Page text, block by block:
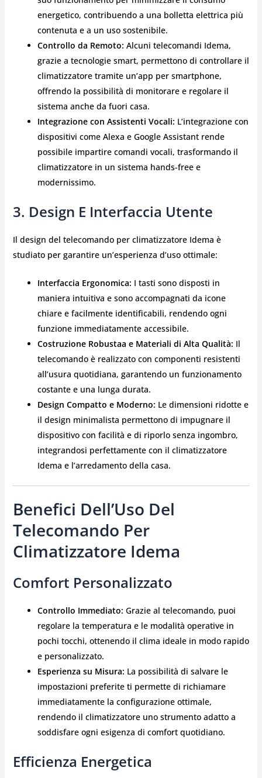
energetico, contribuendo a una bolletta elettrica più
contenuta e a un uso sostenibile.
Controllo da Remoto: Alcuni telecomandi Idema,
grazie a tecnologie smart, permettono di controllare il
climatizzatore tramite un’app per smartphone,
offrendo la possibilità di monitorare e regolare il
sistema anche da fuori casa.
Integrazione con Assistenti Vocali: L’integrazione con
dispositivi come Alexa e Google Assistant rende
possibile impartire comandi vocali, trasformando il
climatizzatore in un sistema hands-free e
modernissimo.
3. Design E Interfaccia Utente
Il design del telecomando per climatizzatore Idema è
studiato per garantire un’esperienza d’uso ottimale:
Interfaccia Ergonomica: I tasti sono disposti in
maniera intuitiva e sono accompagnati da icone
chiare e facilmente identificabili, rendendo ogni
funzione immediatamente accessibile.
Costruzione Robustaa e Materiali di Alta Qualità: Il
telecomando è realizzato con componenti resistenti
all’usura quotidiana, garantendo un funzionamento
costante e una lunga durata.
Design Compatto e Moderno: Le dimensioni ridotte e
il design minimalista permettono di impugnare il
dispositivo con facilità e di riporlo senza ingombro,
integrandosi perfettamente con il climatizzatore
Idema e l’arredamento della casa.
Benefici Dell’Uso Del
Telecomando Per
Climatizzatore Idema
Comfort Personalizzato
Controllo Immediato: Grazie al telecomando, puoi
regolare la temperatura e le modalità operative in
pochi tocchi, ottenendo il clima ideale in modo rapido
e personalizzato.
Esperienza su Misura: La possibilità di salvare le
impostazioni preferite ti permette di richiamare
immediatamente la configurazione ottimale,
rendendo il climatizzatore uno strumento adatto a
soddisfare ogni esigenza di comfort quotidiano.
Efficienza Energetica